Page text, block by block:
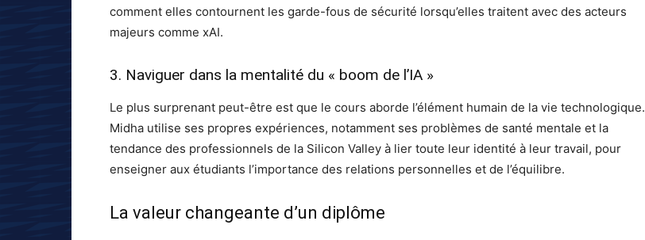
comment elles contournent les garde-fous de sécurité lorsqu’elles traitent avec des acteurs
majeurs comme xAI.
3. Naviguer dans la mentalité du « boom de l’IA »
Le plus surprenant peut-être est que le cours aborde l’élément humain de la vie technologique.
Midha utilise ses propres expériences, notamment ses problèmes de santé mentale et la
tendance des professionnels de la Silicon Valley à lier toute leur identité à leur travail, pour
enseigner aux étudiants l’importance des relations personnelles et de l’équilibre.
La valeur changeante d’un diplôme